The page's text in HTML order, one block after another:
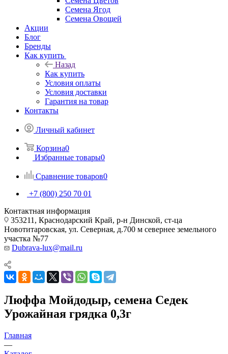
Семена Ягод
Семена Овощей
Акции
Блог
Бренды
Как купить
Назад
Как купить
Условия оплаты
Условия доставки
Гарантия на товар
Контакты
Личный кабинет
Корзина0
Избранные товары0
Сравнение товаров0
+7 (800) 250 70 01
Контактная информация
353211, Краснодарский Край, р-н Динской, ст-ца
Новотитаровская, ул. Северная, д.700 м севернее земельного
участка №77
Dubrava-lux@mail.ru
Люффа Мойдодыр, семена Седек
Урожайная грядка 0,3г
Главная
—